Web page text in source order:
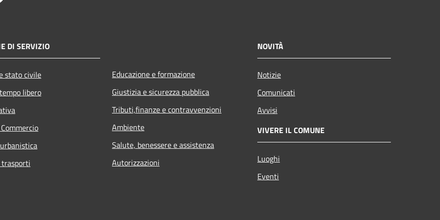
DI SERVIZIO
stato civile
libero
Educazione e formazione
Giustizia e sicurezza pubblica
Tributi,finanze e contravvenzioni
Ambiente
Salute, benessere e assistenza
Autorizzazioni
NOVITÀ
Notizie
Comunicati
Avvisi
VIVERE IL COMUNE
Luoghi
Eventi